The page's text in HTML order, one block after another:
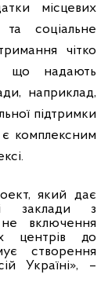
місцевих
соціальне
чітко
що надають
наприклад,
підтримки
є комплексним
який дає
заклади з
включення
центрів до
створення
Україні», –